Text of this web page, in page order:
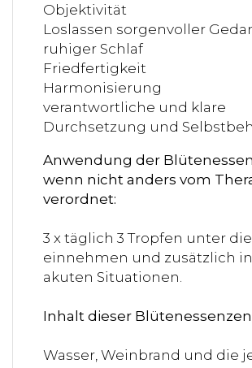
Objektivität
Loslassen sorgenvoller
ruhiger Schlaf
Friedfertigkeit
Harmonisierung
verantwortliche und klare
Durchsetzung und
Anwendung der
wenn nicht anders vom
verordnet:
3 x täglich 3 Tropfen unter
einnehmen und zusätzlich
akuten Situationen.
Inhalt dieser
Wasser, Weinbrand und die